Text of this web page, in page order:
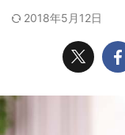
2018年5月12日